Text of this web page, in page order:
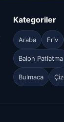
Kategoriler
Araba Friv
Balon Patlatma
Bulmaca